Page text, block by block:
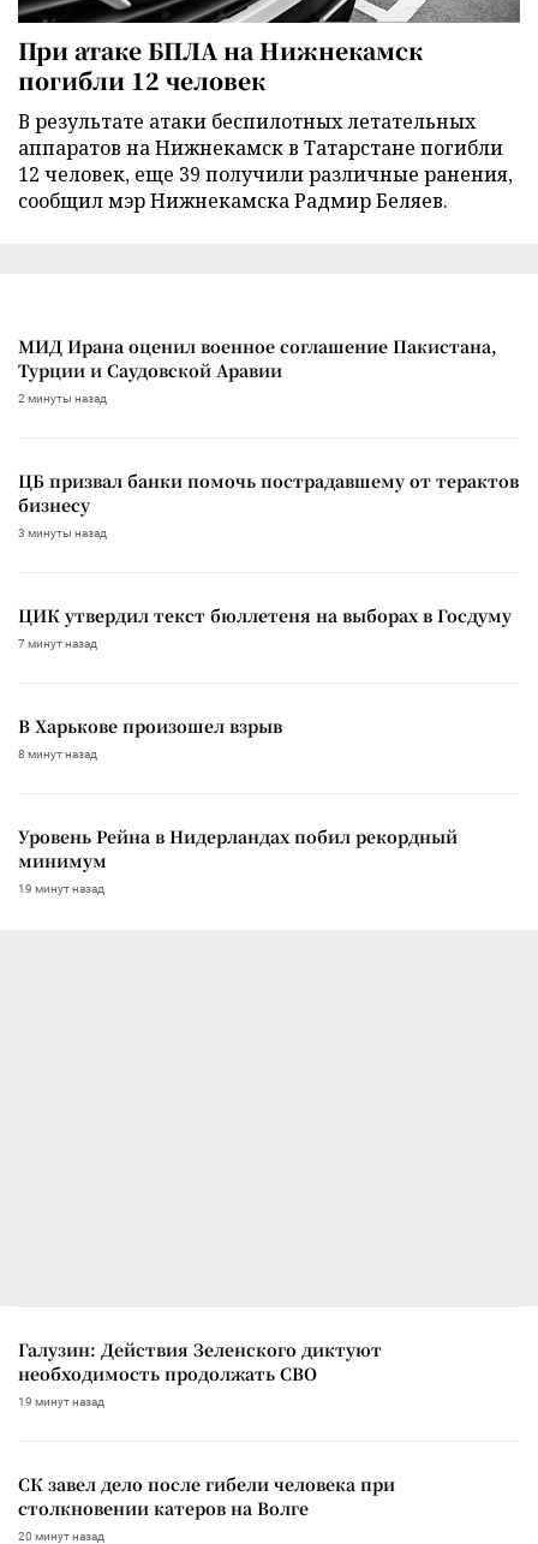
При атаке БПЛА на Нижнекамск
погибли 12 человек
В результате атаки беспилотных летательных
аппаратов на Нижнекамск в Татарстане погибли
12 человек, еще 39 получили различные ранения,
сообщил мэр Нижнекамска Радмир Беляев.
МИД Ирана оценил военное соглашение Пакистана,
Турции и Саудовской Аравии
2 минуты назад
ЦБ призвал банки помочь пострадавшему от терактов
бизнесу
3 минуты назад
ЦИК утвердил текст бюллетеня на выборах в Госдуму
7 минут назад
В Харькове произошел взрыв
8 минут назад
Уровень Рейна в Нидерландах побил рекордный
минимум
19 минут назад
Галузин: Действия Зеленского диктуют
необходимость продолжать СВО
19 минут назад
СК завел дело после гибели человека при
столкновении катеров на Волге
20 минут назад